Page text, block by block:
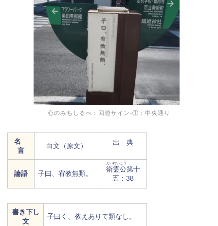
心のみちしるべ：回遊サイン-①：中央通り
名
言
白文（原文） 出 典
論語 子曰、宥教無類。
衛霊公
えいれいこう
第十
五：38
書き下し
文
子曰く、教えありて類なし。